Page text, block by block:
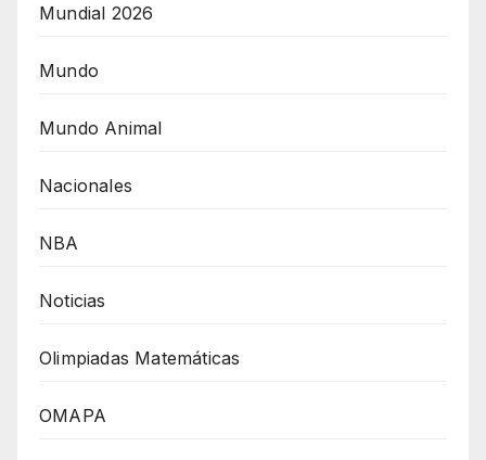
Mundial 2026
Mundo
Mundo Animal
Nacionales
NBA
Noticias
Olimpiadas Matemáticas
OMAPA